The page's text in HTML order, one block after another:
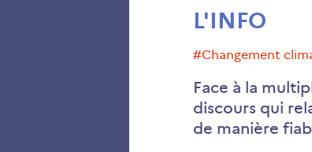
L'INFO
#changement
Face à la
discours qui
de manière